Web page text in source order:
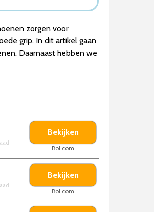
zorgen voor
grip. In dit artikel gaan
Daarnaast hebben we
Bekijken
Bol.com
Bekijken
Bol.com